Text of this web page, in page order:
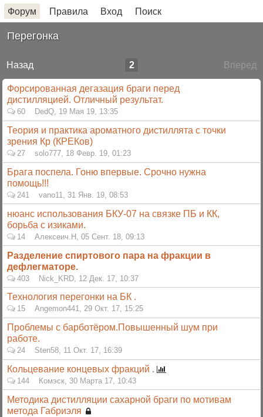
Форум Правила Вход Поиск
Перегонка
Назад Вперед
2
Форсированная дегазация браги перед
дистилляцией. Отличный результат.
60 DedQ, 19 Мая 19, 13:35
Теория и практика ароматного дистиллята с точки
зрения Кр (КРЕКов)
27 solo777, 18 Февр. 19, 01:23
Брага поспела. Гоню впервые. Срочно нужна
помощь!!!
241 vano11, 31 Янв. 19, 08:53
нюанс использования БКУ-07 на связке ПБ и КК,
борьба с изиками.
14 Алексеич.Н 05 Сент. 18, 09:13
Разделение спиртового пара на фракции в
дефлегматоре.
403 Nick_KRD, 12 Дек. 17, 10:37
Технология перегонки на БК .
15 Angemon441, 29 Окт. 17, 15:25
Проблемы с барботёром.Повышенный шум при
работе.
24 Sten58, 11 Окт. 17, 16:39
Кольцевание концевых фракций .
144 Комэск, 30 Марта 17, 10:43
Методика дистилляции сахарной браги по мотивам
метода Габриэля